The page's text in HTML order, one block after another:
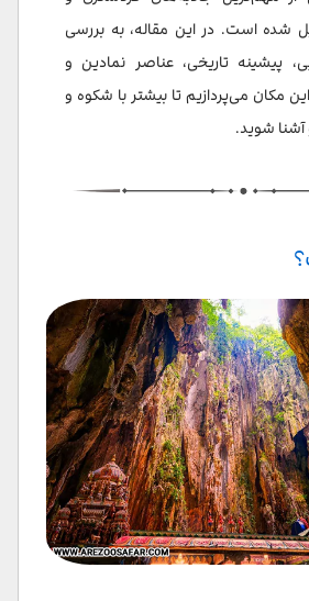
مالزی برویم؟
مالزی
برای بازدید از غار باتو
شده است. در این مقاله، به بررسی
پیشینه تاریخی، عناصر نمادین و
مکان می‌پردازیم تا بیشتر با شکوه و
آشنا شوید.